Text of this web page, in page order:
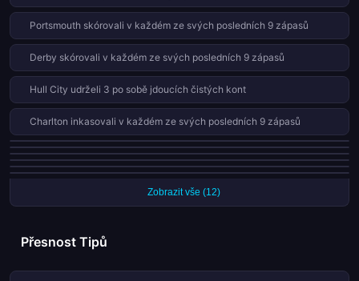
Portsmouth skórovali v každém ze svých posledních 9 zápasů
Derby skórovali v každém ze svých posledních 9 zápasů
Hull City udrželi 3 po sobě jdoucích čistých kont
Charlton inkasovali v každém ze svých posledních 9 zápasů
Southampton jsou neporažení v posledních 5 ligových zápasech
Coventry jsou neporažení v posledních 5 ligových zápasech
Ipswich jsou neporažení v posledních 5 ligových zápasech
Swansea skórovali v každém ze svých posledních 7 zápasů
Charlton skórovali v každém ze svých posledních 7 zápasů
Zobrazit vše (12)
Přesnost Tipů